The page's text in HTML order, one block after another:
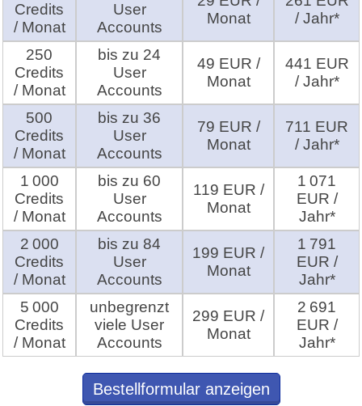
Credits
/ Monat
User
Accounts
Monat
/ Jahr*
250
Credits
/ Monat
bis zu 24
User
Accounts
49 EUR /
Monat
441 EUR
/ Jahr*
500
Credits
/ Monat
bis zu 36
User
Accounts
79 EUR /
Monat
711 EUR
/ Jahr*
1 000
Credits
/ Monat
bis zu 60
User
Accounts
119 EUR /
Monat
1 071
EUR /
Jahr*
2 000
Credits
/ Monat
bis zu 84
User
Accounts
199 EUR /
Monat
1 791
EUR /
Jahr*
5 000
Credits
/ Monat
unbegrenzt
viele User
Accounts
299 EUR /
Monat
2 691
EUR /
Jahr*
Bestellformular anzeigen